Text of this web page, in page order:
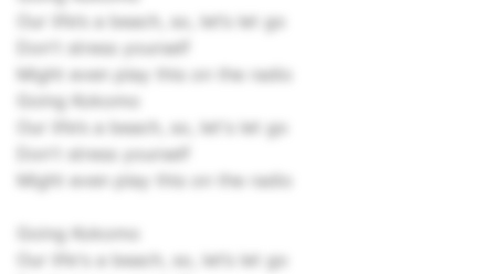
Our life’s a beach, so, let’s let go
Don't stress yourself
Might even play this on the radio
Going Kokomo
Our life’s a beach, so, let's let go
Don't stress yourself
Might even play this on the radio
Going Kokomo
Our life's a beach, so, let’s let go